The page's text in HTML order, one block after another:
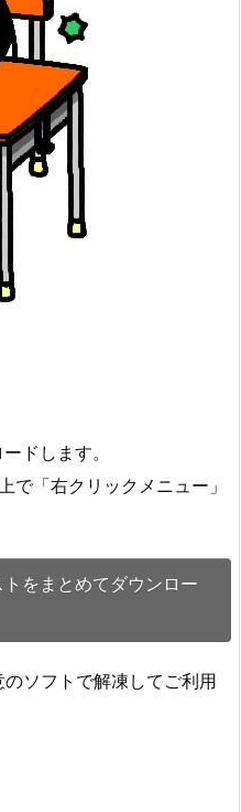
ドします。
で「右クリックメニュー」
をまとめてダウンロー
ソフトで解凍してご利用